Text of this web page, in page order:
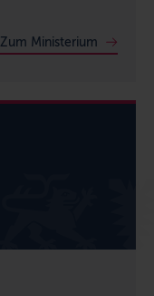
Zum Ministerium